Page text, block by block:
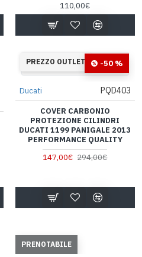
110,00€
PREZZO OUTLET -50 %
34 09 13
Min
01
Sec
Ducati PQD403
COVER CARBONIO
PROTEZIONE CILINDRI
DUCATI 1199 PANIGALE 2013
PERFORMANCE QUALITY
147,00€ 294,00€
PRENOTABILE